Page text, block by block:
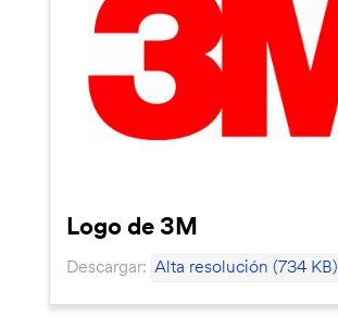
Logo de 3M
Descargar: Alta resolución (734 KB)